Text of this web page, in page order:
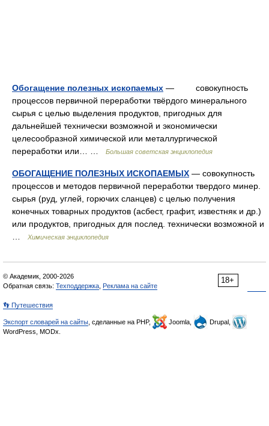
Обогащение полезных ископаемых — совокупность
процессов первичной переработки твёрдого минерального
сырья с целью выделения продуктов, пригодных для
дальнейшей технически возможной и экономически
целесообразной химической или металлургической
переработки или… …
Большая советская энциклопедия
ОБОГАЩЕНИЕ ПОЛЕЗНЫХ ИСКОПАЕМЫХ — совокупность
процессов и методов первичной переработки твердого минер.
сырья (руд, углей, горючих сланцев) с целью получения
конечных товарных продуктов (асбест, графит, известняк и др.)
или продуктов, пригодных для послед. технически возможной и
Химическая энциклопедия
18+
© Академик, 2000-2026
Обратная связь: Техподдержка Реклама на сайте
👣 Путешествия
Экспорт словарей на сайты , сделанные на PHP, Joomla,
Drupal,
WordPress, MODx.